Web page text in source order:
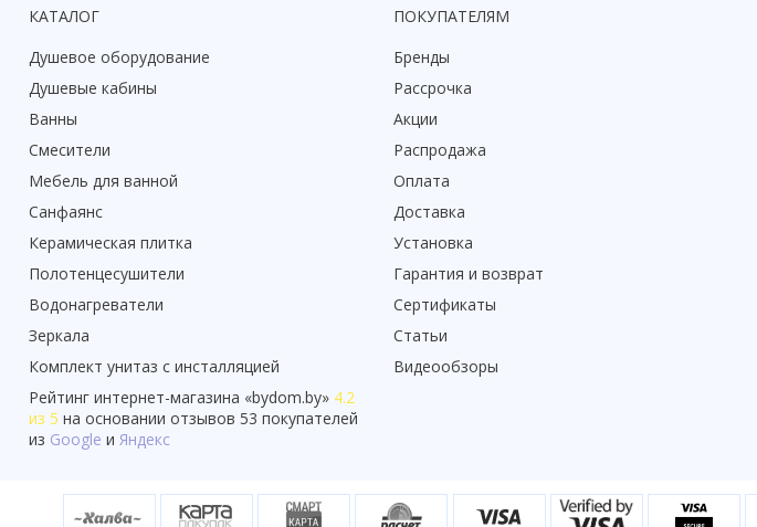
КАТАЛОГ
Душевое оборудование
Душевые кабины
Ванны
Смесители
Мебель для ванной
Санфаянс
Керамическая плитка
Полотенцесушители
Водонагреватели
Зеркала
Комплект унитаз с инсталляцией
Рейтинг интернет-магазина «bydom.by» 4.2
из 5 на основании отзывов 53 покупателей
из Google и Яндекс
ПОКУПАТЕЛЯМ
Бренды
Рассрочка
Акции
Распродажа
Оплата
Доставка
Установка
Гарантия и возврат
Сертификаты
Статьи
Видеообзоры